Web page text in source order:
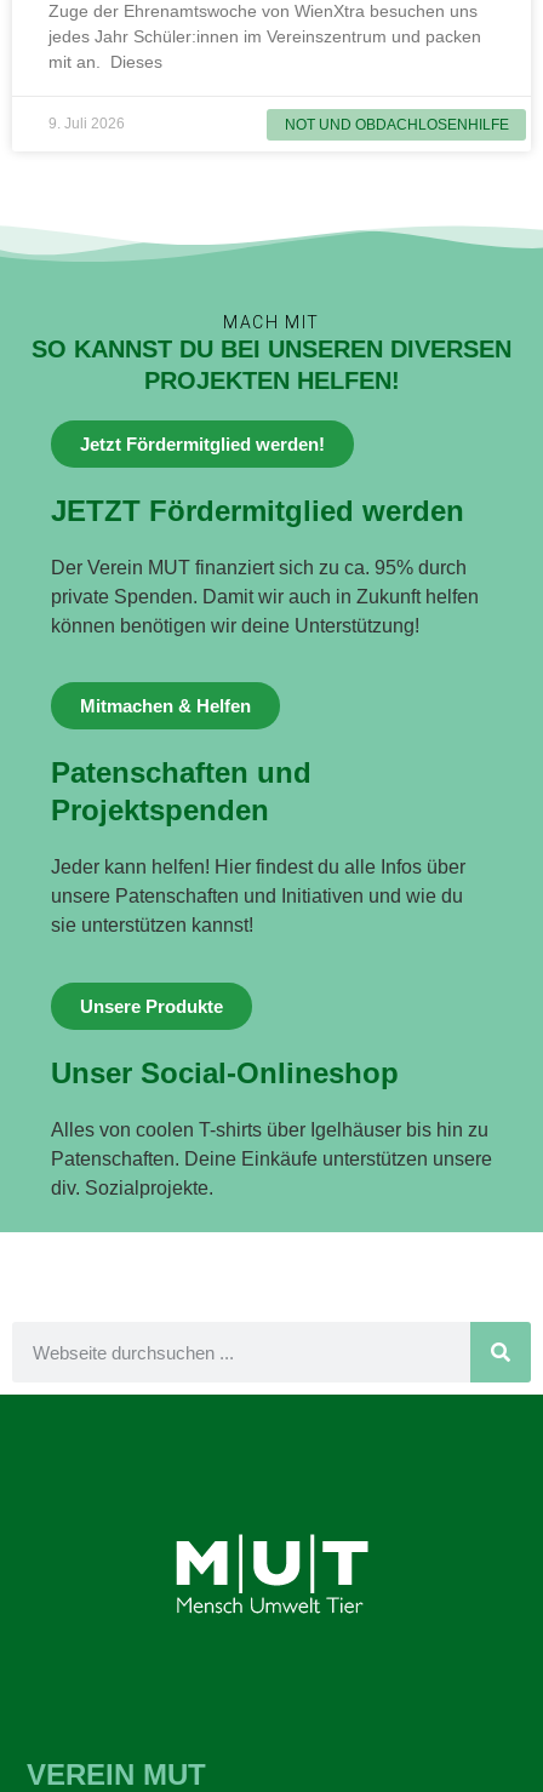
NOT UND OBDACHLOSENHILFE
Zuge der Ehrenamtswoche von WienXtra besuchen uns
jedes Jahr Schüler:innen im Vereinszentrum und packen
mit an. Dieses
9. Juli 2026
MACH MIT
SO KANNST DU BEI UNSEREN DIVERSEN
PROJEKTEN HELFEN!
Jetzt Fördermitglied werden!
JETZT Fördermitglied werden
Der Verein MUT finanziert sich zu ca. 95% durch
private Spenden. Damit wir auch in Zukunft helfen
können benötigen wir deine Unterstützung!
Mitmachen & Helfen
Patenschaften und
Projektspenden
Jeder kann helfen! Hier findest du alle Infos über
unsere Patenschaften und Initiativen und wie du
sie unterstützen kannst!
Unsere Produkte
Unser Social-Onlineshop
Alles von coolen T-shirts über Igelhäuser bis hin zu
Patenschaften. Deine Einkäufe unterstützen unsere
div. Sozialprojekte.
VEREIN MUT